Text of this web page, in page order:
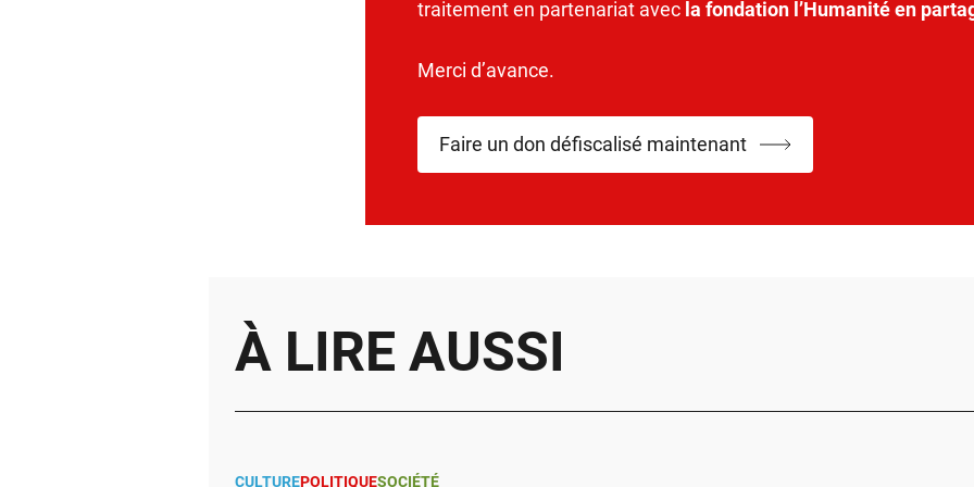
traitement en partenariat avec la fondation l’Humanité en
Merci d’avance.
Faire un don défiscalisé maintenant
À LIRE AUSSI
CULTUREPOLITIQUESOCIÉTÉ